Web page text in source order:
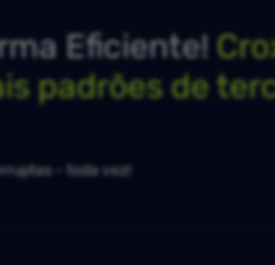
Eficiente!
padrões de
- toda vez!